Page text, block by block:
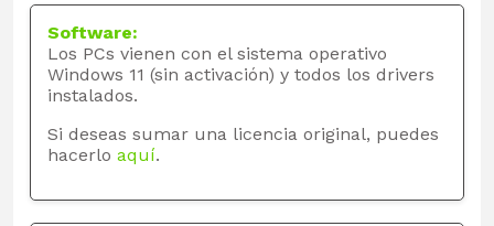
Software:
Los PCs vienen con el sistema operativo
Windows 11 (sin activación) y todos los drivers
instalados.
Si deseas sumar una licencia original, puedes
hacerlo aquí.